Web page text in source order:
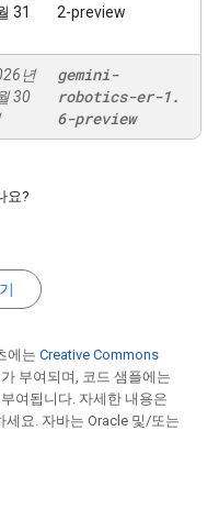
31
2-preview
년
30
gemini-
robotics-er-1.
6-preview
요?
에는 Creative Commons
부여되며, 코드 샘플에는
여됩니다. 자세한 내용은
세요. 자바는 Oracle 및/또는